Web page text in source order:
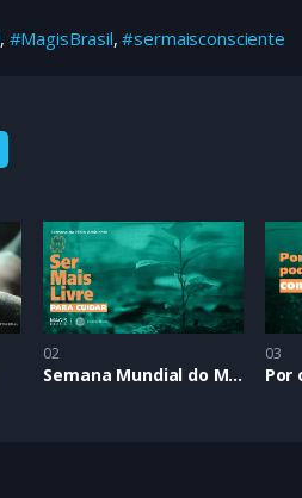
, #MagisBrasil,#sermaisconsciente
02
Semana Mundial do Meio Ambiente – 2019
03